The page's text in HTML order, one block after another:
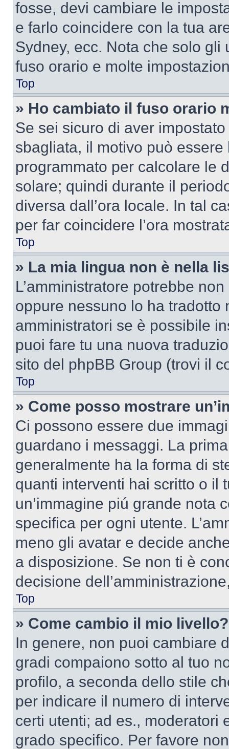
fosse, devi cambiare le
e farlo coincidere con la tua
Sydney, ecc. Nota che solo
fuso orario e molte
Top
» Ho cambiato il fuso orario
Se sei sicuro di aver
sbagliata, il motivo può essere
programmato per calcolare le
solare; quindi durante il
diversa dall’ora locale. In tal
per far coincidere l’ora
Top
» La mia lingua non è nella
L’amministratore potrebbe
oppure nessuno lo ha
amministratori se è possibile
puoi fare tu una nuova
sito del phpBB Group (trovi il
Top
» Come posso mostrare
Ci possono essere due
guardano i messaggi. La
generalmente ha la forma di
quanti interventi hai scritto o il
un’immagine piú grande nota
specifica per ogni utente.
meno gli avatar e decide
a disposizione. Se non ti è
decisione
Top
» Come cambio il mio livello?
In genere, non puoi cambiare
gradi compaiono sotto al tuo
profilo, a seconda dello stile
per indicare il numero di
certi utenti; ad es., moderatori
grado specifico. Per favore